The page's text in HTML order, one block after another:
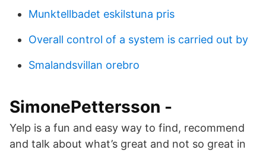
Munktellbadet eskilstuna pris
Overall control of a system is carried out by
Smalandsvillan orebro
SimonePettersson -
Yelp is a fun and easy way to find, recommend
and talk about what’s great and not so great in